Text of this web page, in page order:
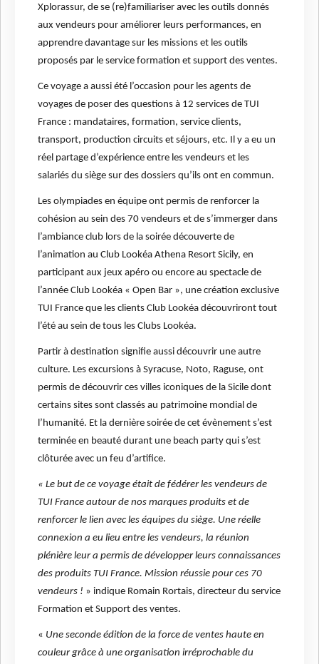
Xplorassur, de se (re)familiariser avec les outils donnés
aux vendeurs pour améliorer leurs performances, en
apprendre davantage sur les missions et les outils
proposés par le service formation et support des ventes.
Ce voyage a aussi été l’occasion pour les agents de
voyages de poser des questions à 12 services de TUI
France : mandataires, formation, service clients,
transport, production circuits et séjours, etc. Il y a eu un
réel partage d’expérience entre les vendeurs et les
salariés du siège sur des dossiers qu’ils ont en commun.
Les olympiades en équipe ont permis de renforcer la
cohésion au sein des 70 vendeurs et de s’immerger dans
l’ambiance club lors de la soirée découverte de
l’animation au Club Lookéa Athena Resort Sicily, en
participant aux jeux apéro ou encore au spectacle de
l’année Club Lookéa « Open Bar », une création exclusive
TUI France que les clients Club Lookéa découvriront tout
l’été au sein de tous les Clubs Lookéa.
Partir à destination signifie aussi découvrir une autre
culture. Les excursions à Syracuse, Noto, Raguse, ont
permis de découvrir ces villes iconiques de la Sicile dont
certains sites sont classés au patrimoine mondial de
l’humanité. Et la dernière soirée de cet évènement s’est
terminée en beauté durant une beach party qui s’est
clôturée avec un feu d’artifice.
« Le but de ce voyage était de fédérer les vendeurs de
TUI France autour de nos marques produits et de
renforcer le lien avec les équipes du siège. Une réelle
connexion a eu lieu entre les vendeurs, la réunion
plénière leur a permis de développer leurs connaissances
des produits TUI France. Mission réussie pour ces 70
vendeurs ! » indique Romain Rortais, directeur du service
Formation et Support des ventes.
« Une seconde édition de la force de ventes haute en
couleur grâce à une organisation irréprochable du